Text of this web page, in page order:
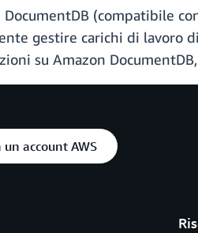
DocumentDB (compatibile
gestire carichi di lavoro
su Amazon
un account AWS